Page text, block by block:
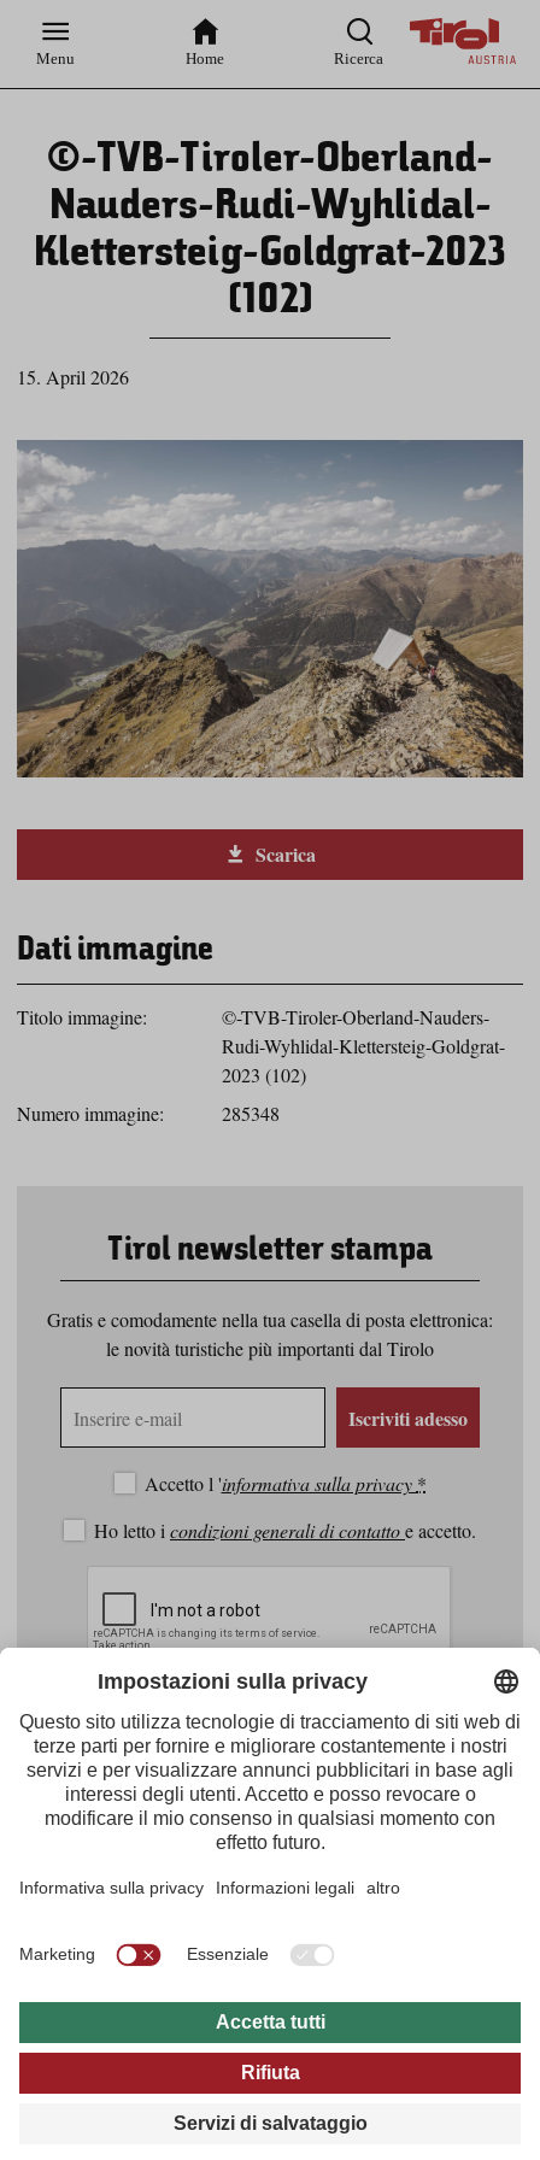
Hauptnavigation
Inhaltsbereich
Menu Home Ricerca
©-TVB-Tiroler-Oberland-
Nauders-Rudi-Wyhlidal-
Klettersteig-Goldgrat-2023
(102)
15. April 2026
Scarica
Dati immagine
Titolo immagine:
©-TVB-Tiroler-Oberland-Nauders-
Rudi-Wyhlidal-Klettersteig-Goldgrat-
2023 (102)
Numero immagine:
285348
Tirol newsletter stampa
Gratis e comodamente nella tua casella di posta elettronica:
le novità turistiche più importanti dal Tirolo
Iscriviti adesso
Accetto l 'informativa sulla privacy *
Ho letto i condizioni generali di contattoe accetto.
Maria-Theresien-Straße 55 · 6020 Innsbruck
RSS Notizie
Note redazionali
Protezione dei dati
Condizioni Generali d'Utilizzo
Impostazioni sulla privacy
FacebookYoutubeInstagramPinterestFeed